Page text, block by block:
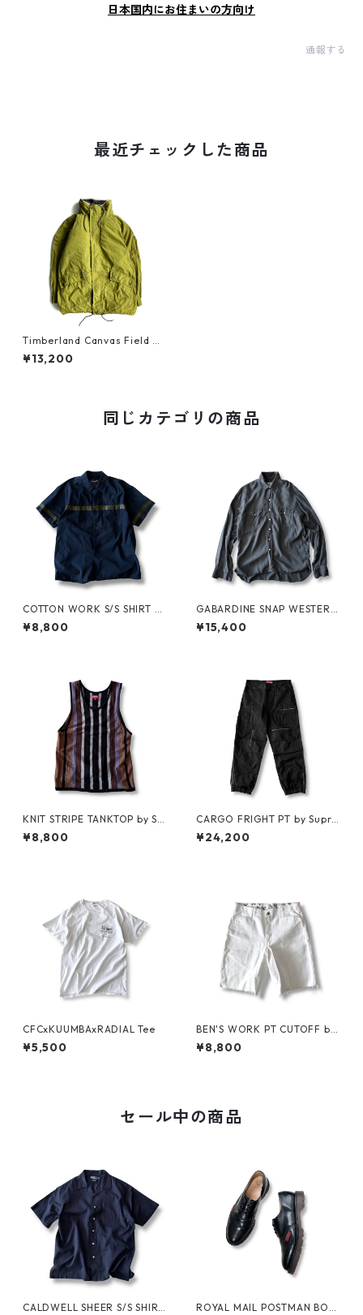
日本国内にお住まいの方向け
通報する
最近チェックした商品
Timberland Canvas Field Co
at "Spring GRN"
¥13,200
同じカテゴリの商品
COTTON WORK S/S SHIRT by
stussy
¥8,800
GABARDINE SNAP WESTERN
SHIRT by WYTHE
¥15,400
KNIT STRIPE TANKTOP by Su
preme
¥8,800
CARGO FRIGHT PT by Supre
me
¥24,200
CFCxKUUMBAxRADIAL Tee
¥5,500
BEN'S WORK PT CUTOFF by
Ben Davis
¥8,800
セール中の商品
CALDWELL SHEER S/S SHIRT
ROYAL MAIL POSTMAN BOO